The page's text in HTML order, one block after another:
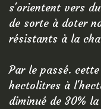
s'orientent vers
de sorte à doter
résistants à la
Par le passé.
hectolitres à
diminué de 30%